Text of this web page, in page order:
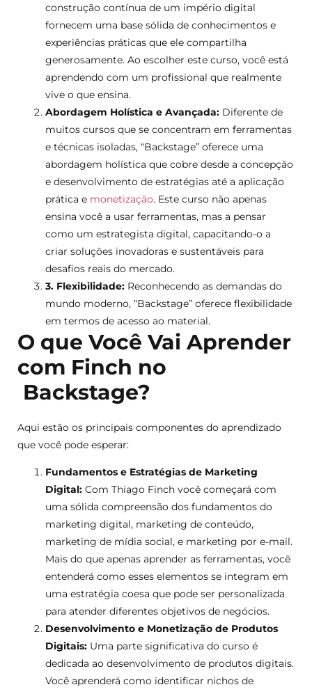
construção contínua de um império digital
fornecem uma base sólida de conhecimentos e
experiências práticas que ele compartilha
generosamente. Ao escolher este curso, você está
aprendendo com um profissional que realmente
vive o que ensina.
Abordagem Holística e Avançada: Diferente de
muitos cursos que se concentram em ferramentas
e técnicas isoladas, “Backstage” oferece uma
abordagem holística que cobre desde a concepção
e desenvolvimento de estratégias até a aplicação
prática e monetização. Este curso não apenas
ensina você a usar ferramentas, mas a pensar
como um estrategista digital, capacitando-o a
criar soluções inovadoras e sustentáveis para
desafios reais do mercado.
3. Flexibilidade: Reconhecendo as demandas do
mundo moderno, “Backstage” oferece flexibilidade
em termos de acesso ao material.
O que Você Vai Aprender
com Finch no
Backstage?
Aqui estão os principais componentes do aprendizado
que você pode esperar:
Fundamentos e Estratégias de Marketing
Digital: Com Thiago Finch você começará com
uma sólida compreensão dos fundamentos do
marketing digital, marketing de conteúdo,
marketing de mídia social, e marketing por e-mail.
Mais do que apenas aprender as ferramentas, você
entenderá como esses elementos se integram em
uma estratégia coesa que pode ser personalizada
para atender diferentes objetivos de negócios.
Desenvolvimento e Monetização de Produtos
Digitais: Uma parte significativa do curso é
dedicada ao desenvolvimento de produtos digitais.
Você aprenderá como identificar nichos de